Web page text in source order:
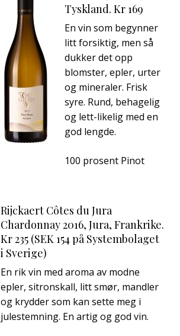
Tyskland. Kr 169
En vin som begynner
litt forsiktig, men så
dukker det opp
blomster, epler, urter
og mineraler. Frisk
syre. Rund, behagelig
og lett-likelig med en
god lengde.
100 prosent Pinot
Rijckaert Côtes du Jura
Chardonnay 2016, Jura, Frankrike.
Kr 235 (SEK 154 på Systembolaget
i Sverige)
En rik vin med aroma av modne
epler, sitronskall, litt smør, mandler
og krydder som kan sette meg i
julestemning. En artig og god vin.